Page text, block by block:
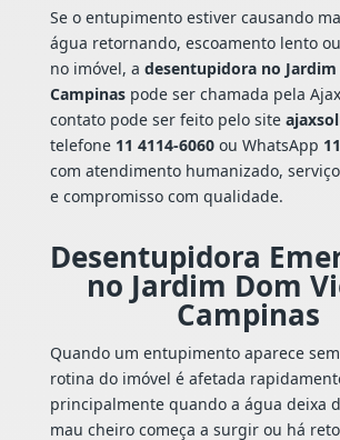
Se o entupimento estiver causando
água retornando, escoamento lento
no imóvel, a desentupidora no Jardim
Campinaspode ser chamada pela
contato pode ser feito pelo site
telefone 11 4114-6060ou WhatsApp
com atendimento humanizado,
e compromisso com qualidade.
Desentupidora
no Jardim Dom
Campinas
Quando um entupimento aparece
rotina do imóvel é afetada
principalmente quando a água deixa
mau cheiro começa a surgir ou há